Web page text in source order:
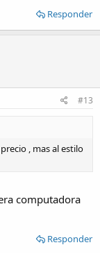
Responder
#13
, mas al estilo
computadora
Responder